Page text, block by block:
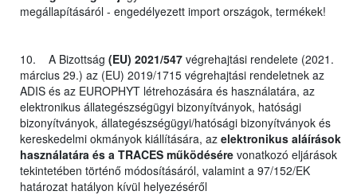
megállapításáról - engedélyezett import országok, termékek!
10. A Bizottság (EU) 2021/547 végrehajtási rendelete (2021.
március 29.) az (EU) 2019/1715 végrehajtási rendeletnek az
ADIS és az EUROPHYT létrehozására és használatára, az
elektronikus állategészségügyi bizonyítványok, hatósági
bizonyítványok, állategészségügyi/hatósági bizonyítványok és
kereskedelmi okmányok kiállítására, az elektronikus aláírások
használatára és a TRACES működésére vonatkozó eljárások
tekintetében történő módosításáról, valamint a 97/152/EK
határozat hatályon kívül helyezéséről